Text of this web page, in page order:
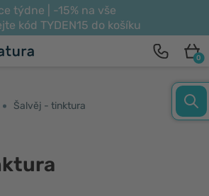
týdne | -15% na vše
kód TYDEN15 do košíku
0
Šalvěj - tinktura